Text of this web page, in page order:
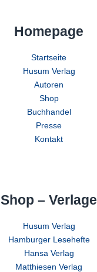
Homepage
Startseite
Husum Verlag
Autoren
Shop
Buchhandel
Presse
Kontakt
Shop – Verlage
Husum Verlag
Hamburger Lesehefte
Hansa Verlag
Matthiesen Verlag